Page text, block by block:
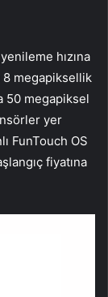
hızına
8 megapiksellik
50 megapiksel
yer
FunTouch OS
fiyatına